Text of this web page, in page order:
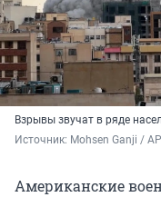
Взрывы звучат в ряде
Источник: Mohsen Ganji /
Американские